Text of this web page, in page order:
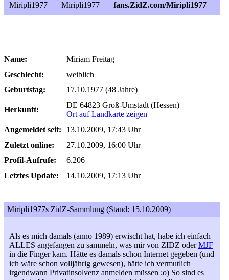
Miripli1977
Miripli1977 fans.ZidZ.com/Miripli1977
Name:
Miriam Freitag
Geschlecht:
weiblich
Geburtstag:
17.10.1977 (48 Jahre)
Herkunft:
DE 64823 Groß-Umstadt (Hessen)
Ort auf Landkarte zeigen
Angemeldet seit:
13.10.2009, 17:43 Uhr
Zuletzt online:
27.10.2009, 16:00 Uhr
Profil-Aufrufe:
6.206
Letztes Update:
14.10.2009, 17:13 Uhr
Miripli1977s ZidZ-Sammlung (Stand: 15.10.2009)
Als es mich damals (anno 1989) erwischt hat, habe ich einfach
ALLES angefangen zu sammeln, was mir von ZIDZ oderMJF
in die Finger kam. Hätte es damals schon Internet gegeben (und
ich wäre schon volljährig gewesen), hätte ich vermutlich
irgendwann Privatinsolvenz anmelden müssen ;o) So sind es